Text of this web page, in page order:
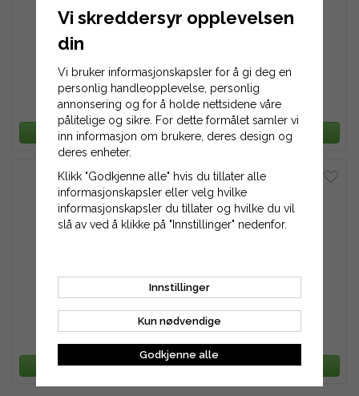
Tannreim 630L-050
486 kr
LEGG TIL HANDLEKURV
612 kr
LEGG TIL HANDLEKURV
729 kr
LEGG TIL HANDLEKURV
972 kr
LEGG TIL HANDLEKURV
Vi skreddersyr opplevelsen
din
Vi bruker informasjonskapsler for å gi deg en
personlig handleopplevelse, personlig
annonsering og for å holde nettsidene våre
pålitelige og sikre. For dette formålet samler vi
inn informasjon om brukere, deres design og
deres enheter.
Klikk "Godkjenne alle" hvis du tillater alle
informasjonskapsler eller velg hvilke
informasjonskapsler du tillater og hvilke du vil
slå av ved å klikke på "Innstillinger" nedenfor.
Innstillinger
Kun nødvendige
Godkjenne alle